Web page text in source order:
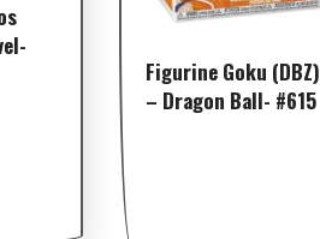
Figurine Goku (DBZ)
– Dragon Ball- #615